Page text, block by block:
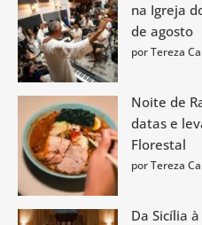
na Igreja
de agosto
por Tereza
Noite de
datas e
Florestal
por Tereza
Da Sicília